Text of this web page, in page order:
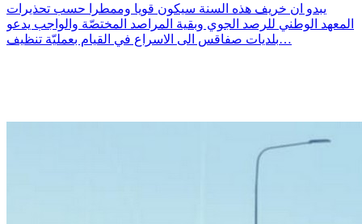
يبدو ان خريف هذه السنة سيكون قويا وممطرا حسب تحذيرات
المعهد الوطني للرصد الجوي وبقية المراصد المختصّة والواجب يدعو
بلديات صفاقس الى الاسراع في القيام بعمليّة تنظيف…